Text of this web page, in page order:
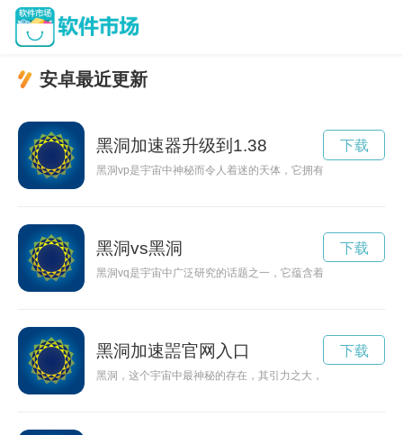
安卓最近更新
黑洞加速器升级到1.38
黑洞vp是宇宙中神秘而令人着迷的天体，它拥有强大的引力场
下载
黑洞vs黑洞
黑洞vq是宇宙中广泛研究的话题之一，它蕴含着奇点和极端的
下载
黑洞加速噐官网入口
黑洞，这个宇宙中最神秘的存在，其引力之大，让一切都无法
下载